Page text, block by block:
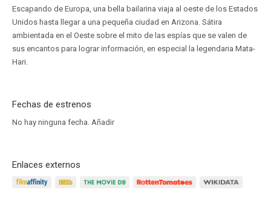
Escapando de Europa, una bella bailarina viaja al oeste de los Estados
Unidos hasta llegar a una pequeña ciudad en Arizona. Sátira
ambientada en el Oeste sobre el mito de las espías que se valen de
sus encantos para lograr información, en especial la legendaria Mata-
Hari.
Fechas de estrenos
No hay ninguna fecha. Añadir
Enlaces externos